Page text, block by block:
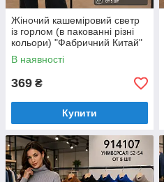
Жіночий кашеміровий светр
із горлом (в пакованні різні
кольори) "Фабричний Китай"
Розміри: 52-54 (914114)
В наявності
369 ₴
Купити